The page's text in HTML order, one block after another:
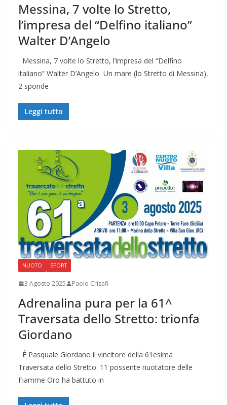
Messina, 7 volte lo Stretto,
l’impresa del “Delfino italiano”
Walter D’Angelo
Messina, 7 volte lo Stretto, l’impresa del “Delfino
italiano” Walter D’Angelo Un mare (lo Stretto di Messina),
2 sponde
Leggi tutto
NUOTO SPORT
3 Agosto 2025 Paolo Crisafi
Adrenalina pura per la 61^
Traversata dello Stretto: trionfa
Giordano
È Pasquale Giordano il vincitore della 61esima
Traversata dello Stretto. 11 possente nuotatore delle
Fiamme Oro ha battuto in